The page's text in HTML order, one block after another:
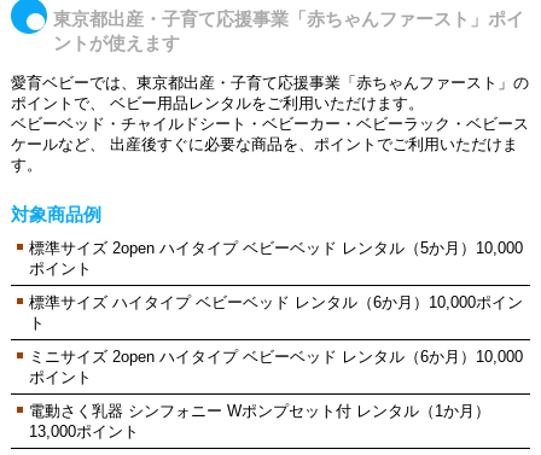
東京都出産・子育て応援事業「赤ちゃんファースト」ポイ
ントが使えます
愛育ベビーでは、東京都出産・子育て応援事業「赤ちゃんファースト」の
ポイントで、 ベビー用品レンタルをご利用いただけます。
ベビーベッド・チャイルドシート・ベビーカー・ベビーラック・ベビース
ケールなど、 出産後すぐに必要な商品を、ポイントでご利用いただけま
す。
対象商品例
標準サイズ 2open ハイタイプ ベビーベッド レンタル（5か月）10,000
ポイント
標準サイズ ハイタイプ ベビーベッド レンタル（6か月）10,000ポイン
ト
ミニサイズ 2open ハイタイプ ベビーベッド レンタル（6か月）10,000
ポイント
電動さく乳器 シンフォニー Wポンプセット付 レンタル（1か月）
13,000ポイント